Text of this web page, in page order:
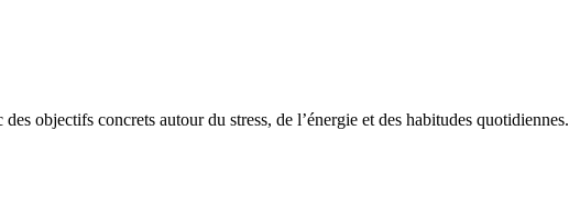
objectifs concrets autour du stress, de l’énergie et des habitudes quotidiennes.